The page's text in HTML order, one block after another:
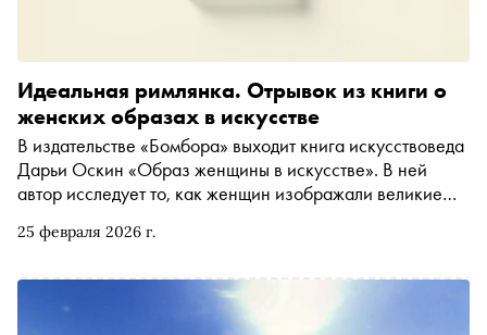
25 февраля 2026 г.
Идеальная римлянка. Отрывок из книги о
женских образах в искусстве
В издательстве «Бомбора» выходит книга искусствоведа
Дарьи Оскин «Образ женщины в искусстве». В ней
автор исследует то, как женщин изображали великие
Винчи — и что влияло на представления о женской